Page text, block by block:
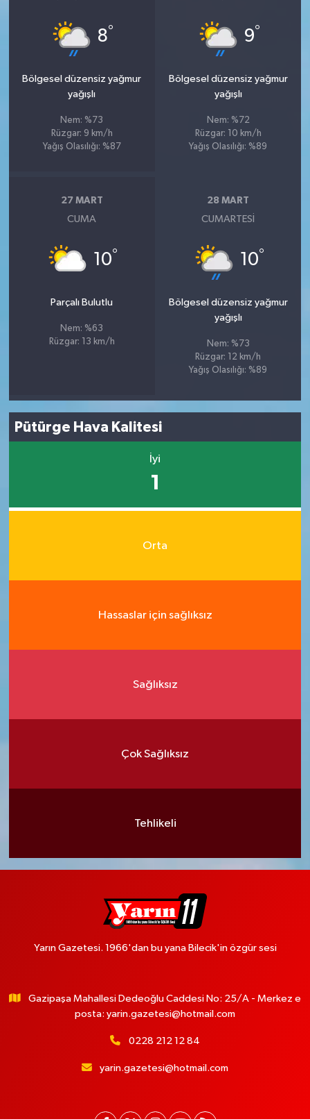
8°
Bölgesel düzensiz yağmur
yağışlı
Nem: %73
Rüzgar: 9 km/h
Yağış Olasılığı: %87
9°
Bölgesel düzensiz yağmur
yağışlı
Nem: %72
Rüzgar: 10 km/h
Yağış Olasılığı: %89
27 MART
CUMA
10°
Parçalı Bulutlu
Nem: %63
Rüzgar: 13 km/h
28 MART
CUMARTESI
10°
Bölgesel düzensiz yağmur
yağışlı
Nem: %73
Rüzgar: 12 km/h
Yağış Olasılığı: %89
Pütürge Hava Kalitesi
İyi
1
Orta
Hassaslar için sağlıksız
Sağlıksız
Çok Sağlıksız
Tehlikeli
Yarın Gazetesi. 1966'dan bu yana Bilecik'in özgür sesi
Gazipaşa Mahallesi Dedeoğlu Caddesi No: 25/A - Merkez e
posta: yarin.gazetesi@hotmail.com
0228 212 12 84
yarin.gazetesi@hotmail.com